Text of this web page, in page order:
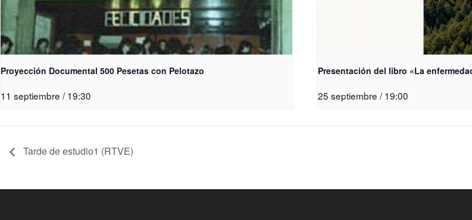
Proyección Documental 500 Pesetas con Pelotazo
11 septiembre / 19:30
Presentación del libro «La
25 septiembre / 19:00
Tarde de estudio1 (RTVE)